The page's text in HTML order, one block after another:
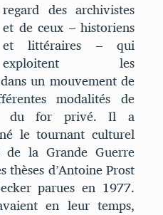
regard des archivistes
et de ceux – historiens
et littéraires – qui
exploitent les
un mouvement de
modalités de
du for privé. Il a
le tournant culturel
la Grande Guerre
thèses d’Antoine Prost
parues en 1977.
en leur temps,